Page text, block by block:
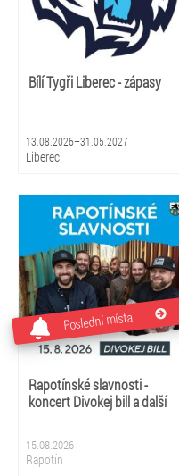
Bílí Tygři Liberec - zápasy
13.08.2026–31.05.2027
Liberec
Poslední místa
Rapotínské slavnosti -
koncert Divokej bill a další
15.08.2026
Rapotín